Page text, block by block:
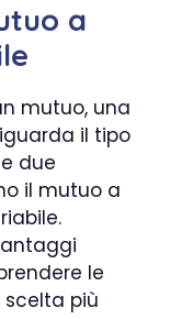
a
mutuo, una
il tipo
due
il mutuo a
le
scelta più